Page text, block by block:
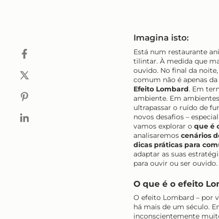
Imagina isto:
Está num restaurante
tilintar. À medida que
ouvido. No final da
comum não é apenas
Efeito Lombard. Em
ambiente. Em
ultrapassar o ruído de
novos desafios –
vamos explorar o que é
analisaremos cenários
dicas práticas para
adaptar as suas
para ouvir ou ser ouvido.
O que é o efeito
O efeito Lombard – por
há mais de um século.
inconscientemente